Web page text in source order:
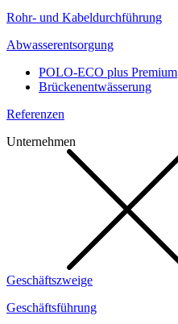
Rohr- und Kabeldurchführung
Abwasserentsorgung
POLO-ECO plus Premium
Brückenentwässerung
Referenzen
Unternehmen
Geschäftszweige
Geschäftsführung